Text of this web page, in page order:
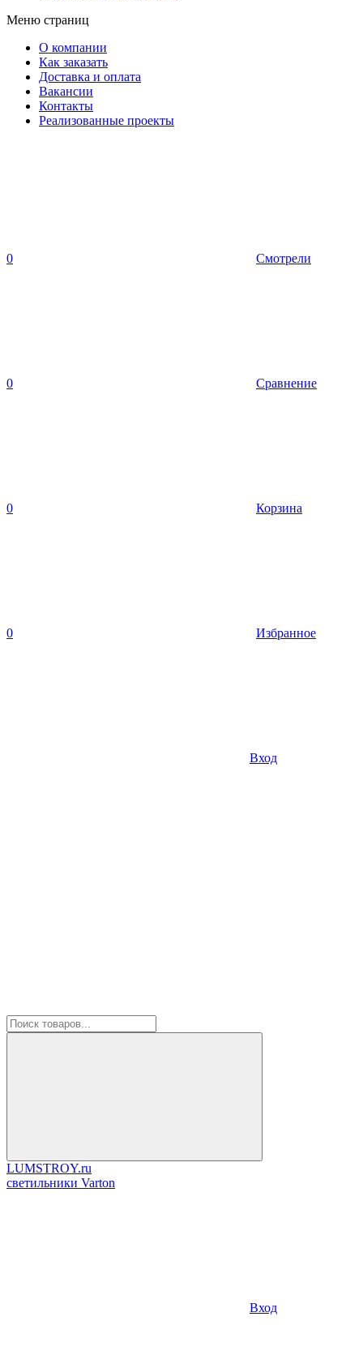
Меню страниц
О компании
Как заказать
Доставка и оплата
Вакансии
Контакты
Реализованные проекты
0 Смотрели
0 Сравнение
0 Корзина
0 Избранное
Вход
LUMSTROY.ru
cветильники Varton
Вход